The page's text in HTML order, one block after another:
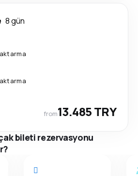
8 gün
from13.485 TRY
bileti rezervasyonu